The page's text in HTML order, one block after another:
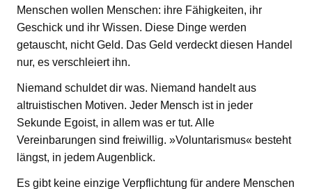
Menschen wollen Menschen: ihre Fähigkeiten, ihr
Geschick und ihr Wissen. Diese Dinge werden
getauscht, nicht Geld. Das Geld verdeckt diesen Handel
nur, es verschleiert ihn.
Niemand schuldet dir was. Niemand handelt aus
altruistischen Motiven. Jeder Mensch ist in jeder
Sekunde Egoist, in allem was er tut. Alle
Vereinbarungen sind freiwillig. »Voluntarismus« besteht
längst, in jedem Augenblick.
Es gibt keine einzige Verpflichtung für andere Menschen